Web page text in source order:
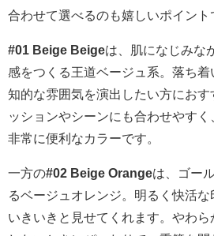
合わせて選べるのも嬉しいポイント
#01 Beige Beigeは、肌になじみな
感をつくる王道ベージュ系。落ち
知的な雰囲気を演出したい方にお
ッションやシーンにも合わせやす
非常に便利なカラーです。
一方の#02 Beige Orangeは、ゴー
るベージュオレンジ。明るく快活
いきいきと見せてくれます。やわ